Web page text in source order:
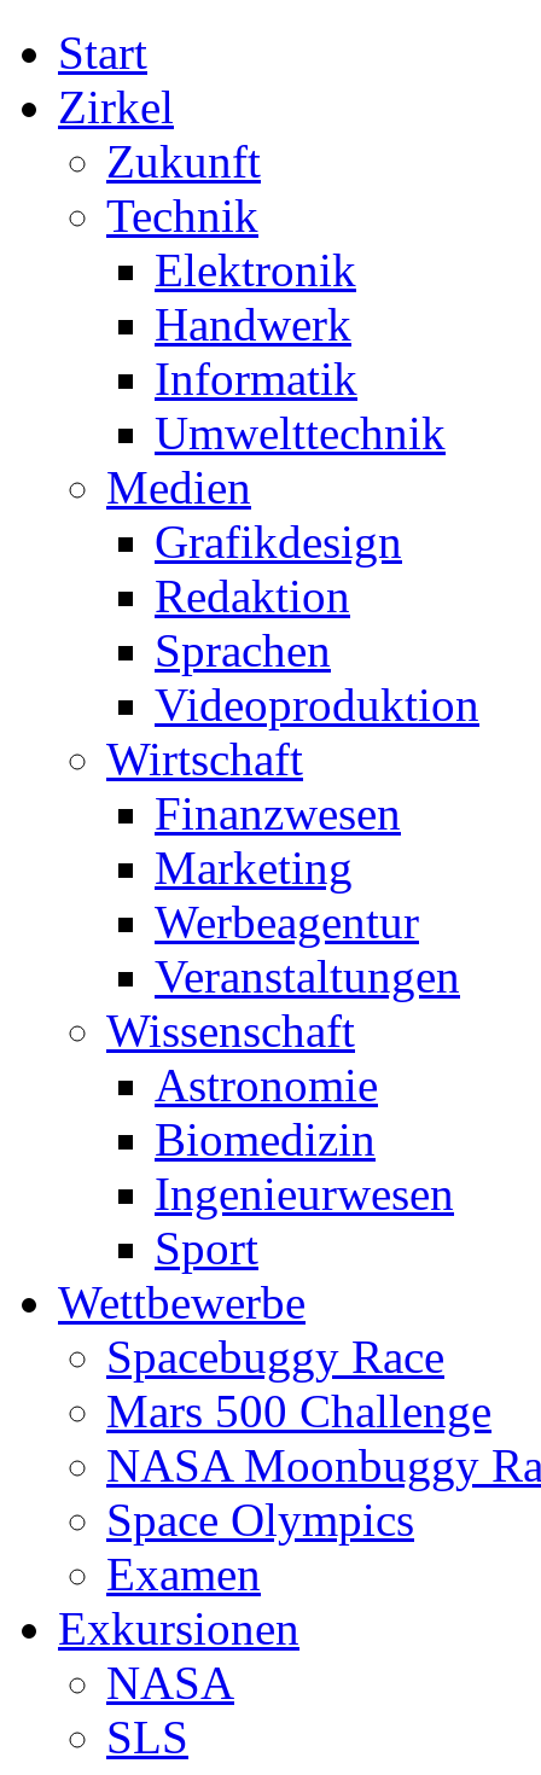
Start
Zirkel
Zukunft
Technik
Elektronik
Handwerk
Informatik
Umwelttechnik
Medien
Grafikdesign
Redaktion
Sprachen
Videoproduktion
Wirtschaft
Finanzwesen
Marketing
Werbeagentur
Veranstaltungen
Wissenschaft
Astronomie
Biomedizin
Ingenieurwesen
Sport
Wettbewerbe
Spacebuggy Race
Mars 500 Challenge
NASA Moonbuggy
Space Olympics
Examen
Exkursionen
NASA
SLS